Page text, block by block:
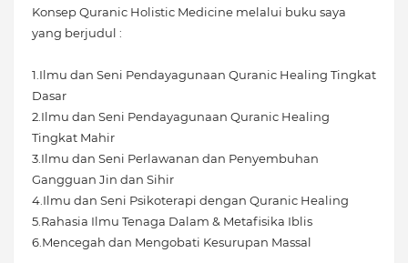
Konsep Quranic Holistic Medicine melalui buku saya
yang berjudul :
1.Ilmu dan Seni Pendayagunaan Quranic Healing Tingkat
Dasar
2.Ilmu dan Seni Pendayagunaan Quranic Healing
Tingkat Mahir
3.Ilmu dan Seni Perlawanan dan Penyembuhan
Gangguan Jin dan Sihir
4.Ilmu dan Seni Psikoterapi dengan Quranic Healing
5.Rahasia Ilmu Tenaga Dalam & Metafisika Iblis
6.Mencegah dan Mengobati Kesurupan Massal